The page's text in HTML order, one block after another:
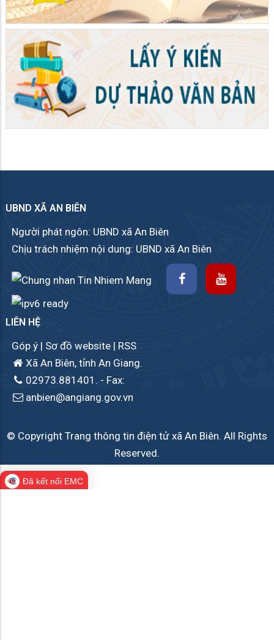
UBND XÃ AN BIÊN
Người phát ngôn: UBND xã An Biên
Chịu trách nhiệm nội dung: UBND xã An Biên
LIÊN HỆ
Góp ý | Sơ đồ website | RSS
Xã An Biên, tỉnh An Giang.
02973.881401. - Fax:
anbien@angiang.gov.vn
© Copyright Trang thông tin điện tử xã An Biên. All Rights
Reserved.
Đã kết nối EMC